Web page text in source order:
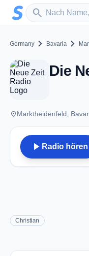
Zum Hauptinhalt springen
search
Sender suchen
Germany chevron_right Bavaria chevron_right
placeMarktheidenfeld,
play_arrow Radio hören
Christian